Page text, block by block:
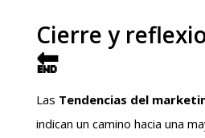
Cierre y
🔚
Las Tendencias del
indican un camino hacia una